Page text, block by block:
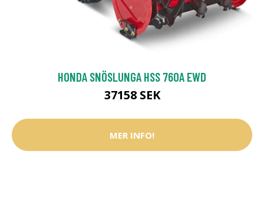
HONDA SNÖSLUNGA HSS 760A EWD
37158 SEK
MER INFO!